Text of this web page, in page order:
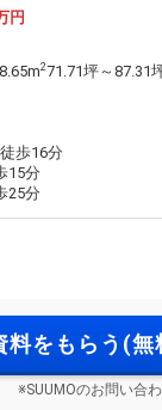
円
271.71坪～87.31
歩16分
15分
25分
料をもらう(無
※SUUMOのお問い合